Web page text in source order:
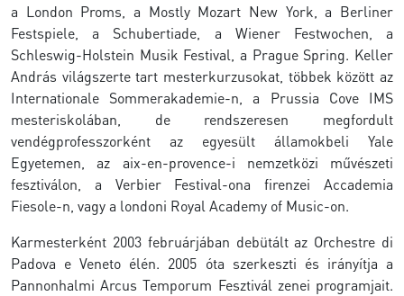
a London Proms, a Mostly Mozart New York, a Berliner
Festspiele, a Schubertiade, a Wiener Festwochen, a
Schleswig-Holstein Musik Festival, a Prague Spring. Keller
András világszerte tart mesterkurzusokat, többek között az
Internationale Sommerakademie-n, a Prussia Cove IMS
mesteriskolában, de rendszeresen megfordult
vendégprofesszorként az egyesült államokbeli Yale
Egyetemen, az aix-en-provence-i nemzetközi művészeti
fesztiválon, a Verbier Festival-ona firenzei Accademia
Fiesole-n, vagy a londoni Royal Academy of Music-on.
Karmesterként 2003 februárjában debütált az Orchestre di
Padova e Veneto élén. 2005 óta szerkeszti és irányítja a
Pannonhalmi Arcus Temporum Fesztivál zenei programjait.